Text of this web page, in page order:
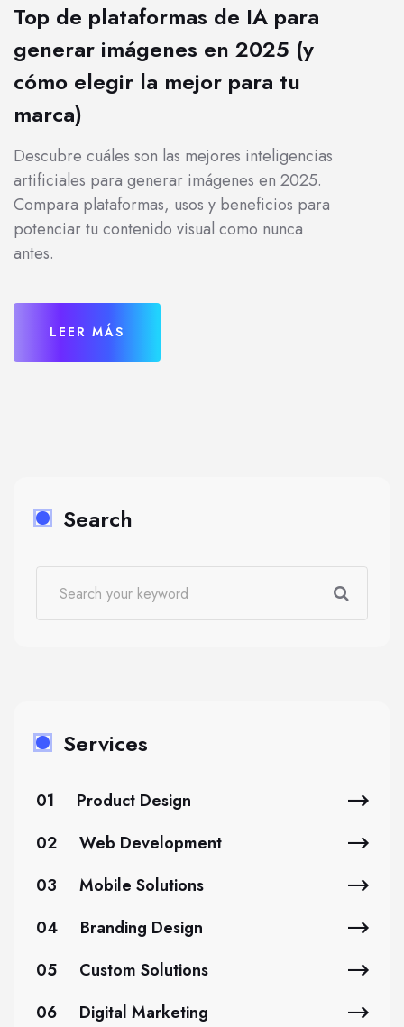
Top de plataformas de IA para
generar imágenes en 2025 (y
cómo elegir la mejor para tu
marca)
Descubre cuáles son las mejores inteligencias
artificiales para generar imágenes en 2025.
Compara plataformas, usos y beneficios para
potenciar tu contenido visual como nunca
antes.
LEER MÁS
Search
Services
01
Product Design
02
Web Development
03
Mobile Solutions
04
Branding Design
05
Custom Solutions
06
Digital Marketing